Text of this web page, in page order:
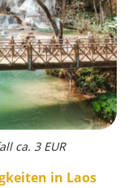
ca. 3 EUR
in Laos